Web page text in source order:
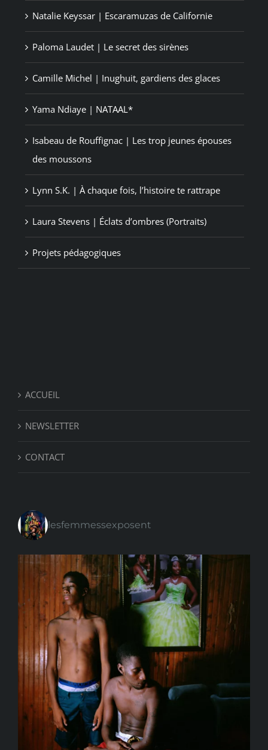
Natalie Keyssar | Escaramuzas de Californie
Paloma Laudet | Le secret des sirènes
Camille Michel | Inughuit, gardiens des glaces
Yama Ndiaye | NATAAL*
Isabeau de Rouffignac | Les trop jeunes épouses
des moussons
Lynn S.K. | À chaque fois, l’histoire te rattrape
Laura Stevens | Éclats d’ombres (Portraits)
Projets pédagogiques
ACCUEIL
NEWSLETTER
CONTACT
lesfemmessexposent